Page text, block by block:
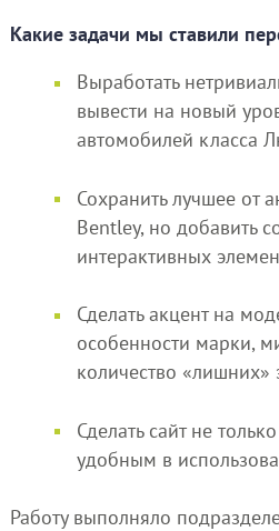
Какие задачи мы ставили
Выработать
вывести на новый
автомобилей класса
Сохранить лучшее от
Bentley, но добавить
интерактивных
Сделать акцент на
особенности марки,
количество «лишних»
Сделать сайт не
удобным в
Работу выполняло